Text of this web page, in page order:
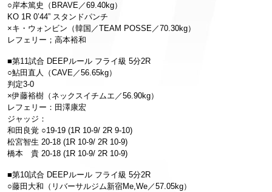
○岸本篤史（BRAVE／69.40kg）
KO 1R 0’44” スタンドパンチ
×キ・ウォンビン（韓国／TEAM POSSE／70.30kg）
レフェリー；高本裕和
■第11試合 DEEPルール フライ級 5分2R
○鮎田直人（CAVE／56.65kg）
判定3-0
×伊藤裕樹（ネックスイチムエ／56.90kg）
レフェリー：田澤康宏
ジャッジ：
和田良覚 ○19-19 (1R 10-9/ 2R 9-10)
松宮智生 20-18 (1R 10-9/ 2R 10-9)
橋本 貴 20-18 (1R 10-9/ 2R 10-9)
■第10試合 DEEPルール フライ級 5分2R
○藤田大和（リバーサルジム新宿Me,We／57.05kg）